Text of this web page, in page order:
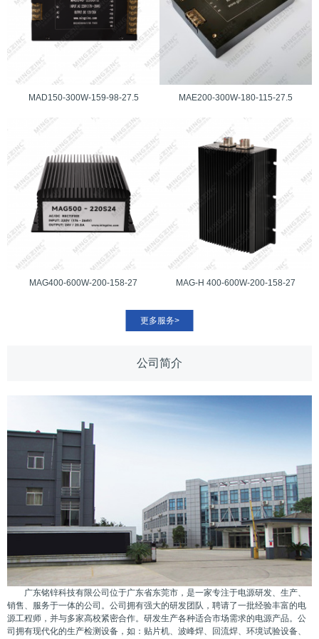
MAD150-300W-159-98-27.5 MAE200-300W-180-115-27.5
MAG400-600W-200-158-27 MAG-H 400-600W-200-158-27
更多服务>
公司简介
广东铭锌科技有限公司位于广东省东莞市，是一家专注于电源研发、生产、
销售、服务于一体的公司。公司拥有强大的研发团队，聘请了一批经验丰富的电
源工程师，并与多家高校紧密合作。研发生产各种适合市场需求的电源产品。公
司拥有现代化的生产检测设备，如：贴片机、波峰焊、回流焊、环境试验设备、